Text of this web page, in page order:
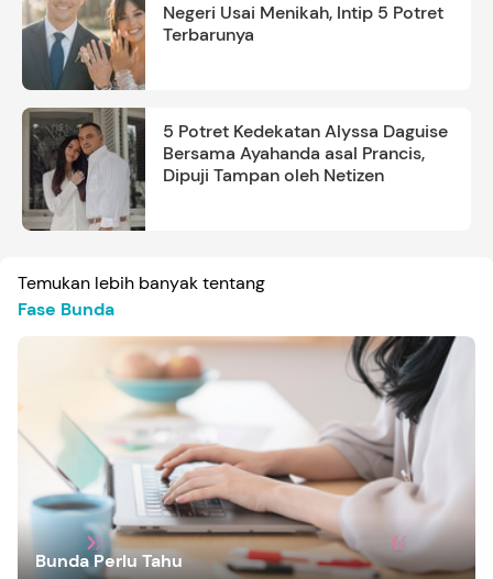
Negeri Usai Menikah, Intip 5 Potret
Terbarunya
5 Potret Kedekatan Alyssa Daguise
Bersama Ayahanda asal Prancis,
Dipuji Tampan oleh Netizen
Temukan lebih banyak tentang
Fase Bunda
Bunda Perlu Tahu